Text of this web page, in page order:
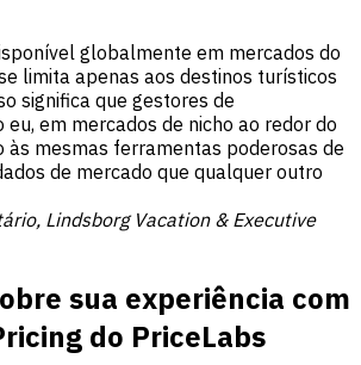
globalmente em mercados do
limita apenas aos destinos turísticos
significa que gestores de
em mercados de nicho ao redor do
às mesmas ferramentas poderosas de
de mercado que qualquer outro
Lindsborg Vacation & Executive
sua experiência com
do PriceLabs